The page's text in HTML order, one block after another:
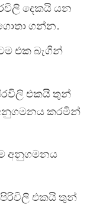
දෙකයි යන
ගන්න.
එක බැගින්
එකයි තුන්
කරමින්
අනුගමනය
පිරිවිලි එකයි තුන්